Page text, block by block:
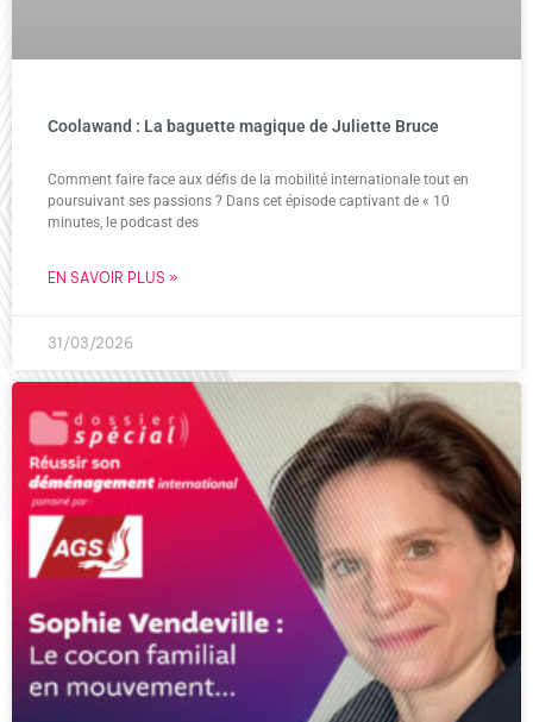
Coolawand : La baguette magique de Juliette Bruce
Comment faire face aux défis de la mobilité internationale tout en
poursuivant ses passions ? Dans cet épisode captivant de « 10
minutes, le podcast des
EN SAVOIR PLUS »
31/03/2026